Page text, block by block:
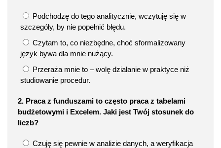
Podchodzę do tego analitycznie, wczytuję się w
szczegóły, by nie popełnić błędu.
Czytam to, co niezbędne, choć sformalizowany
język bywa dla mnie nużący.
Przeraża mnie to – wolę działanie w praktyce niż
studiowanie procedur.
2. Praca z funduszami to często praca z tabelami
budżetowymi i Excelem. Jaki jest Twój stosunek do
liczb?
Czuję się pewnie w analizie danych, a weryfikacja